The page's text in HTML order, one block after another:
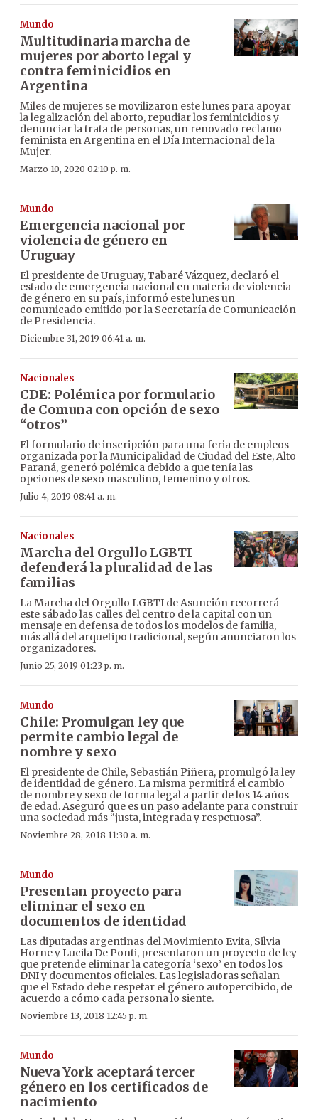
Mundo
Multitudinaria marcha de
mujeres por aborto legal y
contra feminicidios en
Argentina
Miles de mujeres se movilizaron este lunes para apoyar
la legalización del aborto, repudiar los feminicidios y
denunciar la trata de personas, un renovado reclamo
feminista en Argentina en el Día Internacional de la
Mujer.
Marzo 10, 2020 02:10 p. m.
Mundo
Emergencia nacional por
violencia de género en
Uruguay
El presidente de Uruguay, Tabaré Vázquez, declaró el
estado de emergencia nacional en materia de violencia
de género en su país, informó este lunes un
comunicado emitido por la Secretaría de Comunicación
de Presidencia.
Diciembre 31, 2019 06:41 a. m.
Nacionales
CDE: Polémica por formulario
de Comuna con opción de sexo
“otros”
El formulario de inscripción para una feria de empleos
organizada por la Municipalidad de Ciudad del Este, Alto
Paraná, generó polémica debido a que tenía las
opciones de sexo masculino, femenino y otros.
Julio 4, 2019 08:41 a. m.
Nacionales
Marcha del Orgullo LGBTI
defenderá la pluralidad de las
familias
La Marcha del Orgullo LGBTI de Asunción recorrerá
este sábado las calles del centro de la capital con un
mensaje en defensa de todos los modelos de familia,
más allá del arquetipo tradicional, según anunciaron los
organizadores.
Junio 25, 2019 01:23 p. m.
Mundo
Chile: Promulgan ley que
permite cambio legal de
nombre y sexo
El presidente de Chile, Sebastián Piñera, promulgó la ley
de identidad de género. La misma permitirá el cambio
de nombre y sexo de forma legal a partir de los 14 años
de edad. Aseguró que es un paso adelante para construir
una sociedad más “justa, integrada y respetuosa”.
Noviembre 28, 2018 11:30 a. m.
Mundo
Presentan proyecto para
eliminar el sexo en
documentos de identidad
Las diputadas argentinas del Movimiento Evita, Silvia
Horne y Lucila De Ponti, presentaron un proyecto de ley
que pretende eliminar la categoría ‘sexo’ en todos los
DNI y documentos oficiales. Las legisladoras señalan
que el Estado debe respetar el género autopercibido, de
acuerdo a cómo cada persona lo siente.
Noviembre 13, 2018 12:45 p. m.
Mundo
Nueva York aceptará tercer
género en los certificados de
nacimiento